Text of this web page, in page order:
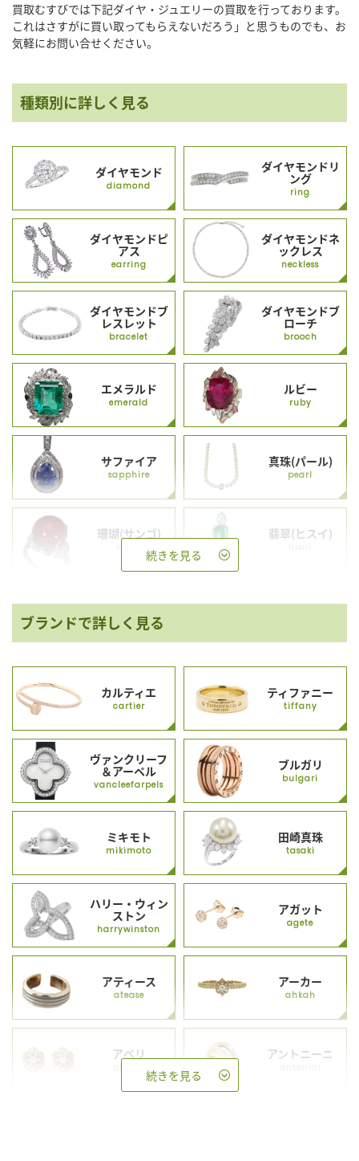
買取むすびでは下記ダイヤ・ジュエリーの買取を行っております。
これはさすがに買い取ってもらえないだろう」と思うものでも、 お
気軽にお問い合せください。
種類別に詳しく見る
ダイヤモンド
diamond
ダイヤモンドリ
ング
ring
ダイヤモンドピ
アス
earring
ダイヤモンドネ
ックレス
neckless
ダイヤモンドブ
レスレット
bracelet
ダイヤモンドブ
ローチ
brooch
エメラルド
emerald
ルビー
ruby
サファイア
sapphire
真珠(パール)
pearl
珊瑚(サンゴ) 翡翠(ヒスイ)
hisui
続きを見る
ブランドで詳しく見る
カルティエ
cartier
ティファニー
tiffany
ヴァンクリーフ
＆アーペル
vancleefarpels
ブルガリ
bulgari
ミキモト
mikimoto
田崎真珠
tasaki
ハリー・ウィン
ストン
harrywinston
アガット
agete
アティース
atease
アーカー
ahkah
アベリ
abheri
アントニーニ
antonini
続きを見る